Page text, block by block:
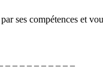
ses compétences et